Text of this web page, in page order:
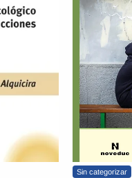
Sin categorizar